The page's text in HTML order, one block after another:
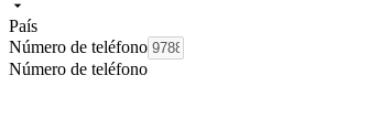
País
Número de teléfono
Número de teléfono